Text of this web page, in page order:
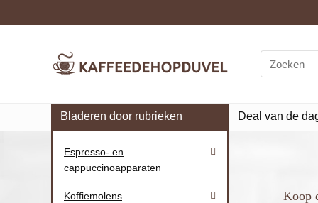
Bladeren door rubrieken
Espresso- en
cappuccinoapparaten
Koffiemolens
Deal van de
Koop